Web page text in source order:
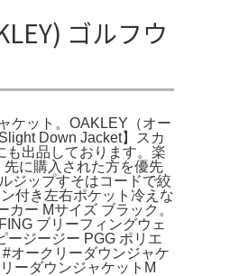
ゴルフウ
ケット。OAKLEY（オー
Down Jacket】スカ
も出品しております。楽
に購入された方を優先
ジップすそはコードで絞
付き左右ポケット冷えな
ー Mサイズ ブラック。
ブリーフィングウェ
ジージー PGG ポリエ
オークリーダウンジャケ
ーダウンジャケットM